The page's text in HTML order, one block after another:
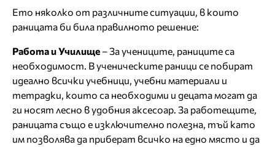
Ето няколко от различните ситуации, в които
раницата би била правилното решение:
Работа и Училище – За учениците, раниците са
необходимост. В ученическите раници се побират
идеално всички учебници, учебни материали и
тетрадки, които са необходими и децата могат да
ги носят лесно в удобния аксесоар. За работещите,
раницата също е изключително полезна, тъй като
им позволява да приберат всичко на едно място и да